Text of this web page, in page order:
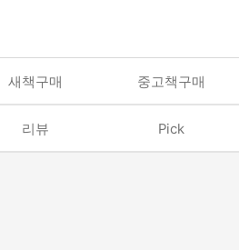
새책구매 중고책구매
리뷰 Pick